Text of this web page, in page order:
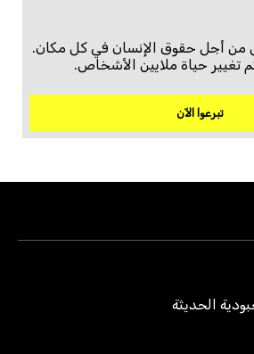
من أجل حقوق الإنسان في كل مكان.
تغيير حياة ملايين الأشخاص.
تبرعوا الآن
الحديثة